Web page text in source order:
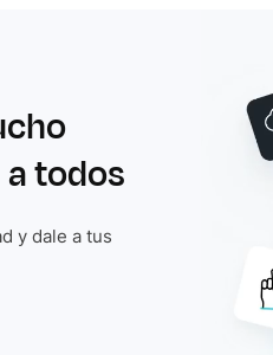
todos
y dale a tus